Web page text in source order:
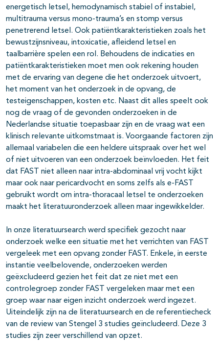
energetisch letsel, hemodynamisch stabiel of instabiel,
multitrauma versus mono-trauma’s en stomp versus
penetrerend letsel. Ook patiëntkarakteristieken zoals het
bewustzijnsniveau, intoxicatie, afleidend letsel en
taalbarrière spelen een rol. Behoudens de indicaties en
patiëntkarakteristieken moet men ook rekening houden
met de ervaring van degene die het onderzoek uitvoert,
het moment van het onderzoek in de opvang, de
testeigenschappen, kosten etc. Naast dit alles speelt ook
nog de vraag of de gevonden onderzoeken in de
Nederlandse situatie toepasbaar zijn en de vraag wat een
klinisch relevante uitkomstmaat is. Voorgaande factoren zijn
allemaal variabelen die een heldere uitspraak over het wel
of niet uitvoeren van een onderzoek beïnvloeden. Het feit
dat FAST niet alleen naar intra-abdominaal vrij vocht kijkt
maar ook naar pericardvocht en soms zelfs als e-FAST
gebruikt wordt om intra-thoracaal letsel te onderzoeken
maakt het literatuuronderzoek alleen maar ingewikkelder.
In onze literatuursearch werd specifiek gezocht naar
onderzoek welke een situatie met het verrichten van FAST
vergeleek met een opvang zonder FAST. Enkele, in eerste
instantie veelbelovende, onderzoeken werden
geëxcludeerd gezien het feit dat ze niet met een
controlegroep zonder FAST vergeleken maar met een
groep waar naar eigen inzicht onderzoek werd ingezet.
Uiteindelijk zijn na de literatuursearch en de referentiecheck
van de review van Stengel 3 studies geïncludeerd. Deze 3
studies zijn zeer verschillend van opzet.